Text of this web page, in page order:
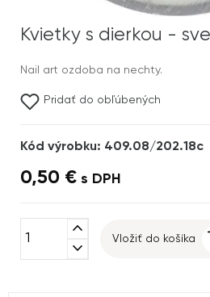
Kvietky s dierkou -
Nail art ozdoba na nechty.
Pridať do obľúbených
Kód výrobku: 409.08/202.18c
0,50 € s DPH
expand_less
expand_more
Vložiť do košíka